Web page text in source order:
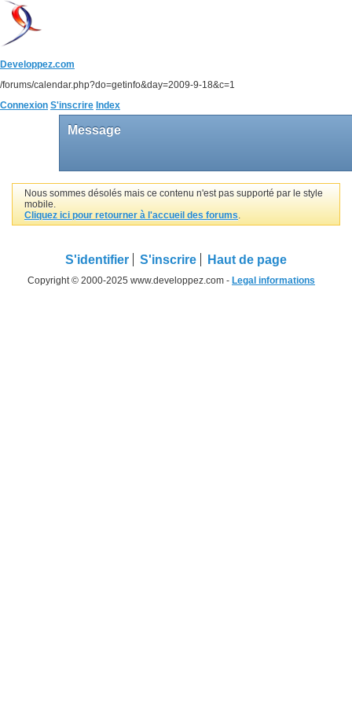
Developpez.com
/forums/calendar.php?do=getinfo&day=2009-9-18&c=1
Connexion S'inscrire Index
Message
Nous sommes désolés mais ce contenu n'est pas supporté par le style
mobile.
Cliquez ici pour retourner à l'accueil des forums
S'identifier S'inscrire Haut de page
Copyright © 2000-2025 www.developpez.com - Legal informations